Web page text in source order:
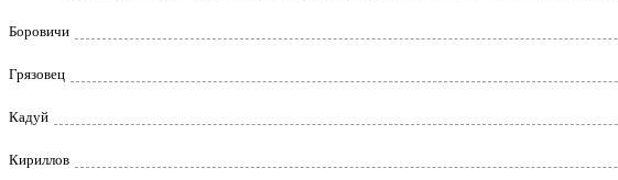
Боровичи
Грязовец
Кадуй
Кириллов